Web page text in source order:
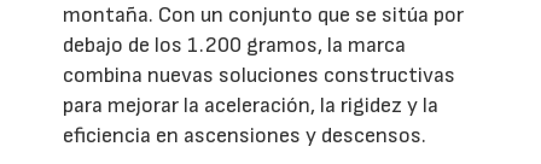
montaña. Con un conjunto que se sitúa por
debajo de los 1.200 gramos, la marca
combina nuevas soluciones constructivas
para mejorar la aceleración, la rigidez y la
eficiencia en ascensiones y descensos.